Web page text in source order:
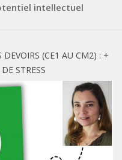
intellectuel
DEVOIRS (CE1 AU CM2) : +
STRESS